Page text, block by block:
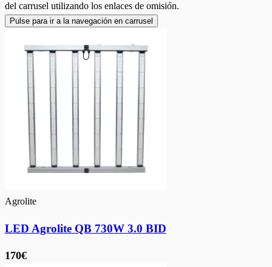
del carrusel utilizando los enlaces de omisión.
Pulse para ir a la navegación en carrusel
Agrolite
LED Agrolite QB 730W 3.0 BID
170€